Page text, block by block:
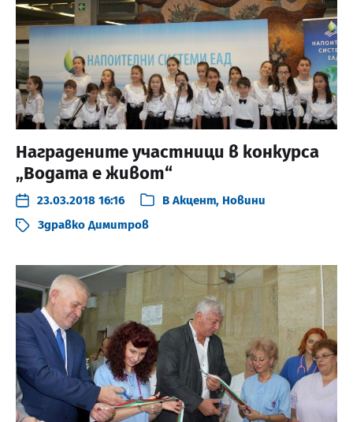
Наградените участници в конкурса
„Водата е живот“
23.03.2018 16:16 В Акцент, Новини
Здравко Димитров